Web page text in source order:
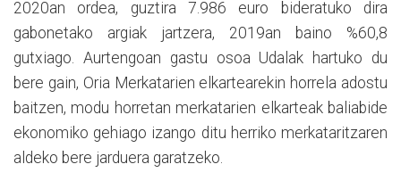
2020an ordea, guztira 7.986 euro bideratuko dira
gabonetako argiak jartzera, 2019an baino %60,8
gutxiago. Aurtengoan gastu osoa Udalak hartuko du
bere gain, Oria Merkatarien elkartearekin horrela adostu
baitzen, modu horretan merkatarien elkarteak baliabide
ekonomiko gehiago izango ditu herriko merkataritzaren
aldeko bere jarduera garatzeko.